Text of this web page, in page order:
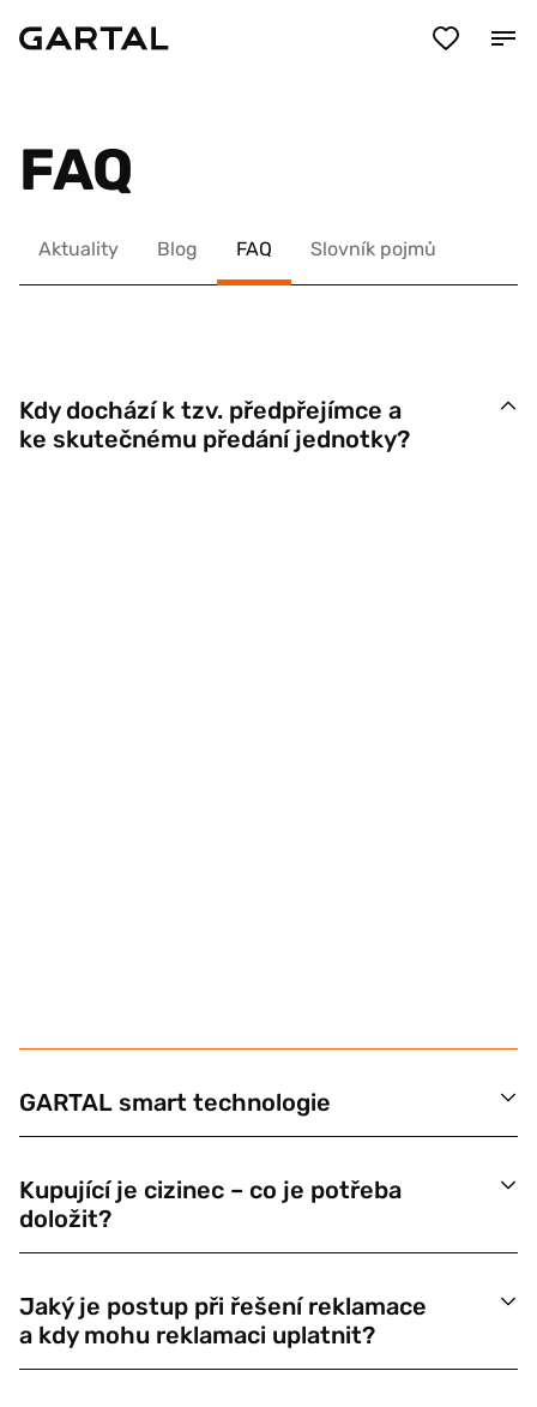
FAQ
Aktuality Blog FAQ Slovník pojmů
Kdy dochází k tzv. předpřejímce a
ke skutečnému předání jednotky?
GARTAL smart technologie
Kupující je cizinec – co je potřeba
doložit?
Jaký je postup při řešení reklamace
a kdy mohu reklamaci uplatnit?